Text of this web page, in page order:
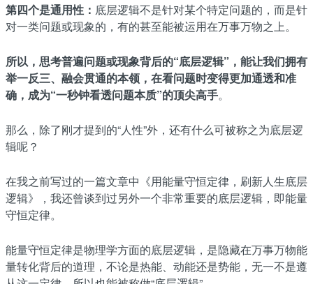
第四个是通用性： 底层逻辑不是针对某个特定问题的，而是针
对一类问题或现象的，有的甚至能被运用在万事万物之上。
所以，思考普遍问题或现象背后的“底层逻辑”，能让我们拥有
举一反三、融会贯通的本领，在看问题时变得更加通透和准
确，成为“一秒钟看透问题本质”的顶尖高手。
那么，除了刚才提到的“人性”外，还有什么可被称之为底层逻
辑呢？
在我之前写过的一篇文章中《用能量守恒定律，刷新人生底层
逻辑》，我还曾谈到过另外一个非常重要的底层逻辑，即能量
守恒定律。
能量守恒定律是物理学方面的底层逻辑，是隐藏在万事万物能
量转化背后的道理，不论是热能、动能还是势能，无一不是遵